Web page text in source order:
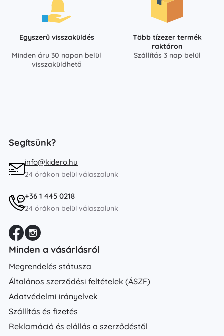
Egyszerű visszaküldés
Minden áru 30 napon belül
visszaküldhető
Több tízezer termék
raktáron
Szállítás 3 nap belül
Segítsünk?
info@kidero.hu
24 órákon belül válaszolunk
+36 1 445 0218
24 órákon belül válaszolunk
Minden a vásárlásról
Megrendelés státusza
Általános szerződési feltételek (ÁSZF)
Adatvédelmi irányelvek
Szállítás és fizetés
Reklamáció és elállás a szerződéstől